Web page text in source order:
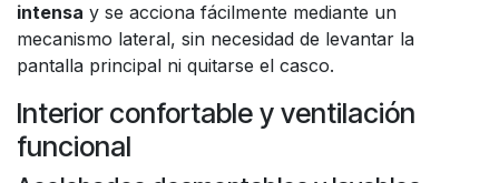
intensa y se acciona fácilmente mediante un
mecanismo lateral, sin necesidad de levantar la
pantalla principal ni quitarse el casco.
Interior confortable y ventilación
funcional